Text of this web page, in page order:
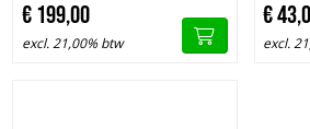
€199,00
excl. 21,00% btw
€43,
excl.